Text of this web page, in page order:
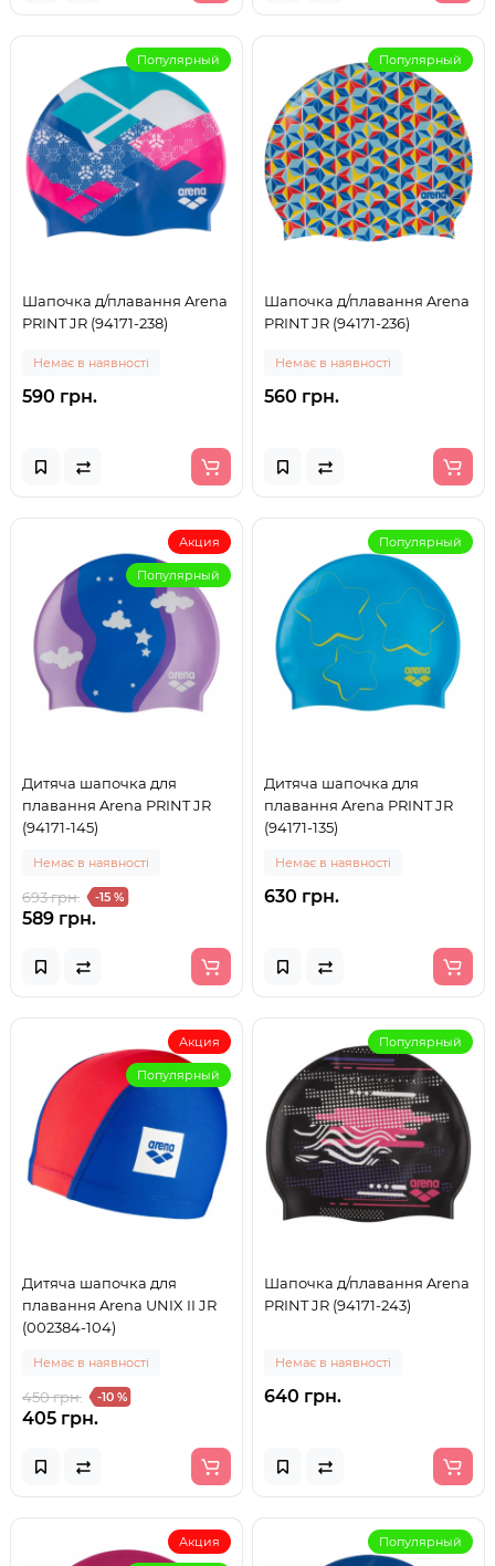
Популярный
Шапочка д/плавання Arena
PRINT JR (94171-238)
Немає в наявності
590 грн.
Популярный
Шапочка д/плавання Arena
PRINT JR (94171-236)
Немає в наявності
560 грн.
Акция
Популярный
Дитяча шапочка для
плавання Arena PRINT JR
(94171-145)
Немає в наявності
693 грн. -15 %
589 грн.
Популярный
Дитяча шапочка для
плавання Arena PRINT JR
(94171-135)
Немає в наявності
630 грн.
Акция
Популярный
Дитяча шапочка для
плавання Arena UNIX II JR
(002384-104)
Немає в наявності
450 грн. -10 %
405 грн.
Популярный
Шапочка д/плавання Arena
PRINT JR (94171-243)
Немає в наявності
640 грн.
Акция Популярный